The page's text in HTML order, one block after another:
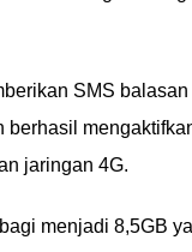
SMS
berhasil
jaringan 4G.
menjadi 8,5GB